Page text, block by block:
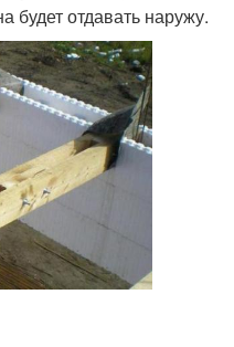
будет отдавать наружу.